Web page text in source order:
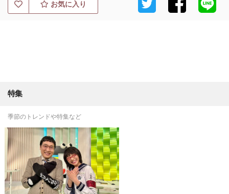
お気に入り
特集
季節のトレンドや特集など